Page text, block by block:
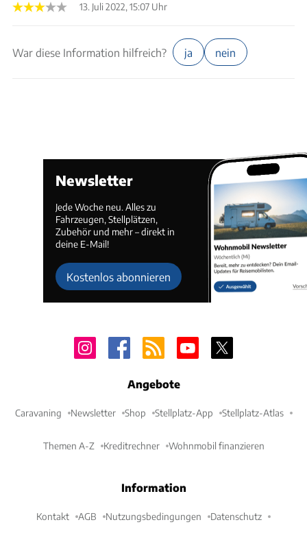
13. Juli 2022, 15:07 Uhr
War diese Information hilfreich? ja nein
Newsletter
Jede Woche neu. Alles zu
Fahrzeugen, Stellplätzen,
Zubehör und mehr – direkt in
deine E-Mail!
Kostenlos abonnieren
Angebote
Caravaning Newsletter Shop Stellplatz-App Stellplatz-Atlas
Themen A-Z Kreditrechner Wohnmobil finanzieren
Information
Kontakt AGB Nutzungsbedingungen Datenschutz